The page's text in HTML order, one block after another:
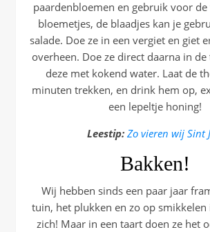
paardenbloemen en gebruik voor de
bloemetjes, de blaadjes kan je
salade. Doe ze in een vergiet en giet
overheen. Doe ze direct daarna in
deze met kokend water. Laat de
minuten trekken, en drink hem op,
een lepeltje honing!
Leestip: Zo vieren wij Sint
Bakken!
Wij hebben sinds een paar jaar
tuin, het plukken en zo op smikkelen
zich! Maar in een taart doen ze het